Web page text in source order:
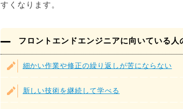
すくなります。
フロントエンドエンジニアに向いている人
細かい作業や修正の繰り返しが苦にならない
新しい技術を継続して学べる